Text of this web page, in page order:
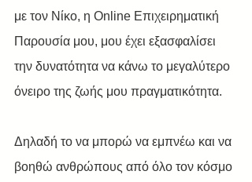
με τον Νίκο, η Online Επιχειρηματική
Παρουσία μου, μου έχει εξασφαλίσει
την δυνατότητα να κάνω το μεγαλύτερο
όνειρο της ζωής μου πραγματικότητα.
Δηλαδή το να μπορώ να εμπνέω και να
βοηθώ ανθρώπους από όλο τον κόσμο